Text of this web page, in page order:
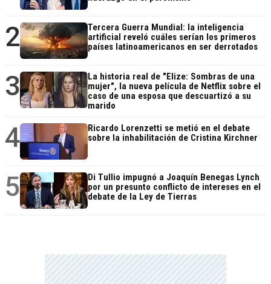
2
Tercera Guerra Mundial: la inteligencia
artificial reveló cuáles serían los primeros
países latinoamericanos en ser derrotados
3
La historia real de "Elize: Sombras de una
mujer", la nueva película de Netflix sobre el
caso de una esposa que descuartizó a su
marido
4
Ricardo Lorenzetti se metió en el debate
sobre la inhabilitación de Cristina Kirchner
5
Di Tullio impugnó a Joaquín Benegas Lynch
por un presunto conflicto de intereses en el
debate de la Ley de Tierras